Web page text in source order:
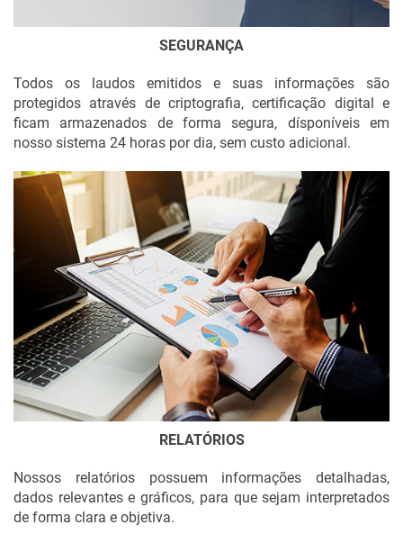
SEGURANÇA
Todos os laudos emitidos e suas informações são
protegidos através de criptografia, certificação digital e
ficam armazenados de forma segura, dísponíveis em
nosso sistema 24 horas por dia, sem custo adicional.
RELATÓRIOS
Nossos relatórios possuem informações detalhadas,
dados relevantes e gráficos, para que sejam interpretados
de forma clara e objetiva.